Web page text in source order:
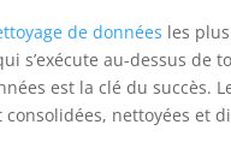
de données les
s’exécute au-dessus de
est la clé du succès.
nettoyées et